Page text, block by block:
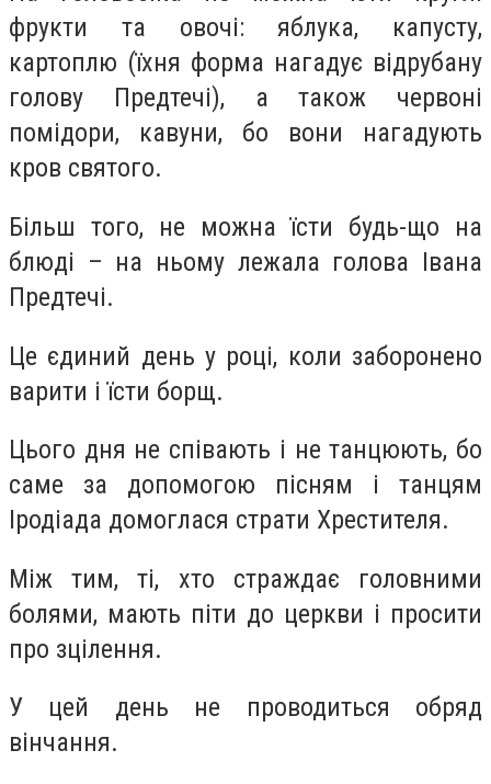
фрукти та овочі: яблука, капусту,
картоплю (їхня форма нагадує відрубану
голову Предтечі), а також червоні
помідори, кавуни, бо вони нагадують
кров святого.
Більш того, не можна їсти будь-що на
блюді – на ньому лежала голова Івана
Предтечі.
Це єдиний день у році, коли заборонено
варити і їсти борщ.
Цього дня не співають і не танцюють, бо
саме за допомогою пісням і танцям
Іродіада домоглася страти Хрестителя.
Між тим, ті, хто страждає головними
болями, мають піти до церкви і просити
про зцілення.
У цей день не проводиться обряд
вінчання.